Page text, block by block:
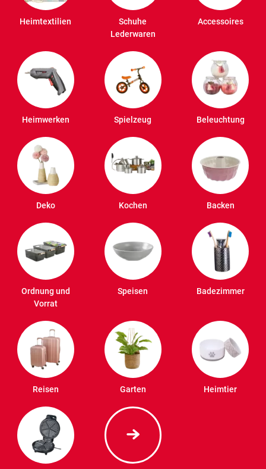
Heimtextilien
Schuhe
Lederwaren
Accessoires
Heimwerken Spielzeug Beleuchtung
Deko Kochen Backen
Ordnung und
Vorrat
Speisen Badezimmer
Reisen Garten Heimtier